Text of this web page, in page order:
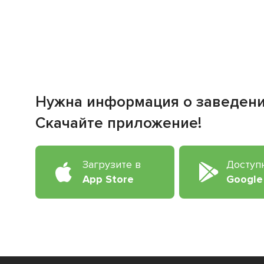
Нужна информация о
Скачайте приложение!
Загрузите в
App Store